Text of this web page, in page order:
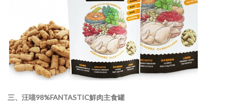
三、汪喵98%FANTASTIC鮮肉主食罐